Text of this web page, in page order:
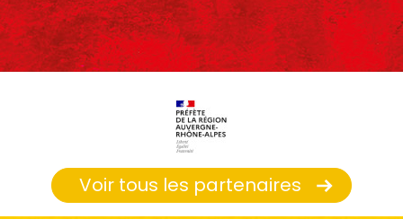
Voir tous les partenaires